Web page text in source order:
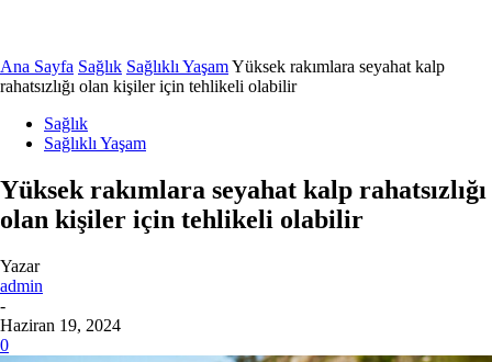
Ana Sayfa Sağlık Sağlıklı YaşamYüksek rakımlara seyahat kalp
rahatsızlığı olan kişiler için tehlikeli olabilir
Sağlık
Sağlıklı Yaşam
Yüksek rakımlara seyahat kalp rahatsızlığı
olan kişiler için tehlikeli olabilir
Yazar
admin
-
Haziran 19, 2024
0